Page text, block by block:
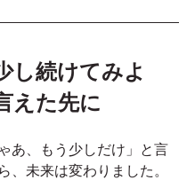
し続けてみよ
えた先に
あ、もう少しだけ」と言
、未来は変わりました。